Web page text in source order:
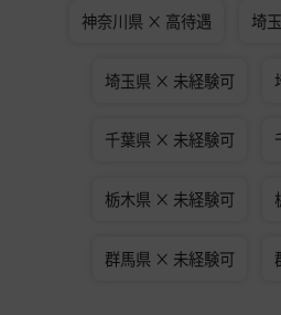
神奈川県 × 高待遇 埼
埼玉県 × 未経験可
千葉県 × 未経験可
栃木県 × 未経験可
群馬県 × 未経験可